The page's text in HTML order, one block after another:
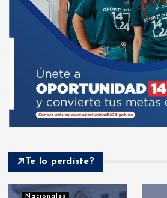
Te lo perdiste?
Nacionales